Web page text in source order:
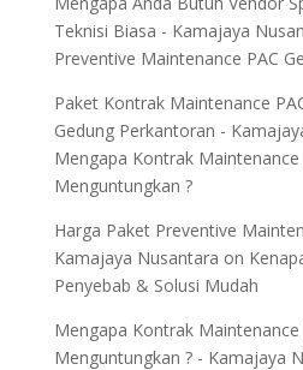
Teknisi Biasa - Kamajaya
Preventive Maintenance PAC
Paket Kontrak Maintenance
Gedung Perkantoran -
Mengapa Kontrak Maintenance
Menguntungkan ?
Harga Paket Preventive
Kamajaya Nusantara on
Penyebab & Solusi Mudah
Mengapa Kontrak Maintenance
Menguntungkan ? - Kamajaya